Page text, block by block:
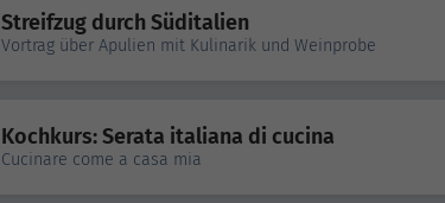
Streifzug durch Süditalien
Vortrag über Apulien mit Kulinarik und Weinprobe
Kochkurs: Serata italiana di cucina
Cucinare come a casa mia